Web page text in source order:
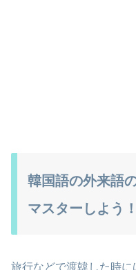
韓国語の外来語
マスターしよう
旅行などで渡韓した時